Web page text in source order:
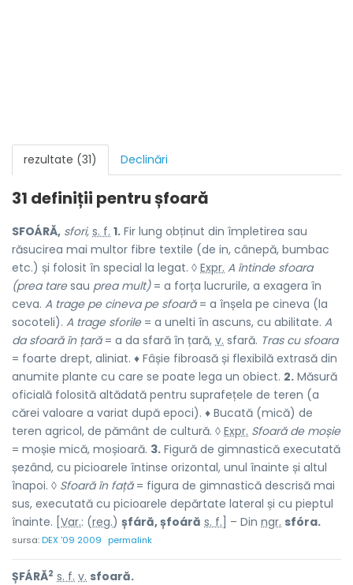
rezultate (31) Declinări
31 definiții pentrușfoară
SFOÁRĂ, sfori, s. f. 1. Fir lung obținut din împletirea sau
răsucirea mai multor fibre textile (de in, cânepă, bumbac
etc.) și folosit în special la legat. ◊ Expr. A întinde sfoara
(prea taresau prea mult)= a forța lucrurile, a exagera în
ceva. A trage pe cineva pe sfoară= a înșela pe cineva (la
socoteli). A trage sforile= a unelti în ascuns, cu abilitate. A
da sfoară în țară= a da sfară în țară, v. sfară. Tras cu sfoara
= foarte drept, aliniat. ♦ Fâșie fibroasă și flexibilă extrasă din
anumite plante cu care se poate lega un obiect. 2. Măsură
oficială folosită altădată pentru suprafețele de teren (a
cărei valoare a variat după epoci). ♦ Bucată (mică) de
teren agricol, de pământ de cultură. ◊ Expr. Sfoară de moșie
= moșie mică, moșioară. 3. Figură de gimnastică executată
șezând, cu picioarele întinse orizontal, unul înainte și altul
înapoi. ◊ Sfoară în față= figura de gimnastică descrisă mai
sus, executată cu picioarele depărtate lateral și cu pieptul
înainte. [ Var.: (reg.) șfáră, șfoáră s. f. ] – Din ngr. sfóra.
sursa:DEX '09 2009 permalink
ȘFÁRĂ2 s. f. v. sfoară.